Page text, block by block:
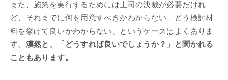
また、施策を実行するためには上司の決裁が必要だけれ
ど、それまでに何を用意すべきかわからない、どう検討材
料を挙げて良いかわからない、というケースはよくありま
す。 漠然と、「どうすれば良いでしょうか？」と聞かれる
こともあります。